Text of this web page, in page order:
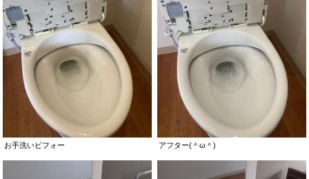
お手洗いビフォー アフター(＾ω＾)